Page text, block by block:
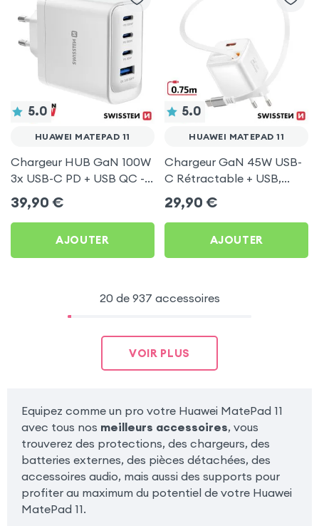
5.0
HUAWEI MATEPAD 11
Chargeur HUB GaN 100W
3x USB-C PD + USB QC -
Swissten Core Blanc
39,90 €
AJOUTER
5.0
HUAWEI MATEPAD 11
Chargeur GaN 45W USB-
C Rétractable + USB,
Swissten Blanc pour
Huawei MatePad 11
29,90 €
AJOUTER
20 de 937 accessoires
VOIR PLUS
Equipez comme un pro votre Huawei MatePad 11
avec tous nos meilleurs accessoires, vous
trouverez des protections, des chargeurs, des
batteries externes, des pièces détachées, des
accessoires audio, mais aussi des supports pour
profiter au maximum du potentiel de votre Huawei
MatePad 11.